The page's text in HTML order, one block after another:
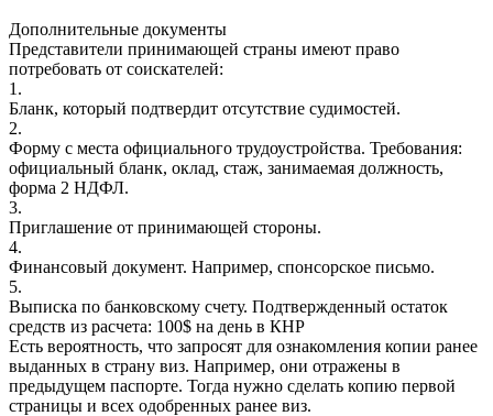
Дополнительные документы
Представители принимающей страны имеют право
потребовать от соискателей:
1.
Бланк, который подтвердит отсутствие судимостей.
2.
Форму с места официального трудоустройства. Требования:
официальный бланк, оклад, стаж, занимаемая должность,
форма 2 НДФЛ.
3.
Приглашение от принимающей стороны.
4.
Финансовый документ. Например, спонсорское письмо.
5.
Выписка по банковскому счету. Подтвержденный остаток
средств из расчета: 100$ на день в КНР
Есть вероятность, что запросят для ознакомления копии ранее
выданных в страну виз. Например, они отражены в
предыдущем паспорте. Тогда нужно сделать копию первой
страницы и всех одобренных ранее виз.